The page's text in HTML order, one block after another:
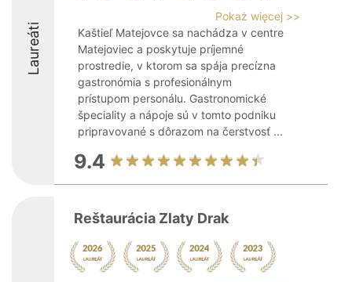
Laureáti
Pokaż więcej >>
Kaštieľ Matejovce sa nachádza v centre
Matejoviec a poskytuje príjemné
prostredie, v ktorom sa spája precízna
gastronómia s profesionálnym
prístupom personálu. Gastronomické
špeciality a nápoje sú v tomto podniku
pripravované s dôrazom na čerstvosť ...
9.4
Reštaurácia Zlaty Drak